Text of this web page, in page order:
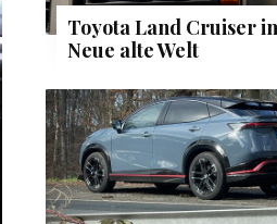
Toyota Land Cruiser
Neue alte Welt